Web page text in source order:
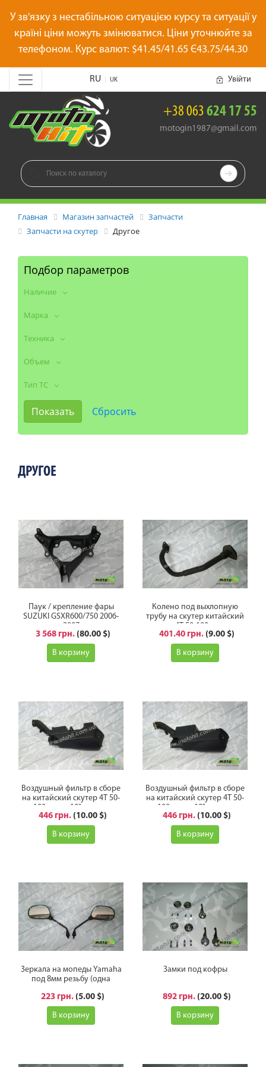
У зв'язку з нестабільною ситуацією курсу та ситуації у
країні ціни можуть змінюватися. Ціни уточнюйте за
телефоном. Курс валют: $41.45/41.65 Є43.75/44.30
RU UK Увійти
+38 063 624 17 55
motogin1987@gmail.com

Главная Магазин запчастей
Запчасти
Запчасти на скутер
Другое
Подбор параметров
Наличие
Марка
Техника
Объем
Тип ТС
ДРУГОЕ
Паук / крепление фары
SUZUKI GSXR600/750 2006-
2007
3 568 грн. (80.00 $)
В корзину
Колено под выхлопную
трубу на скутер китайский
4Т 50-100сс
401.40 грн. (9.00 $)
В корзину
Воздушный фильтр в сборе
на китайский скутер 4Т 50-
100сс под 10" колесо
446 грн. (10.00 $)
В корзину
Воздушный фильтр в сборе
на китайский скутер 4Т 50-
100сс под 12" колесо
446 грн. (10.00 $)
В корзину
Зеркала на мопеды Yamaha
под 8мм резьбу (одна
обратная резьбы)
223 грн. (5.00 $)
В корзину
Замки под кофры
892 грн. (20.00 $)
В корзину